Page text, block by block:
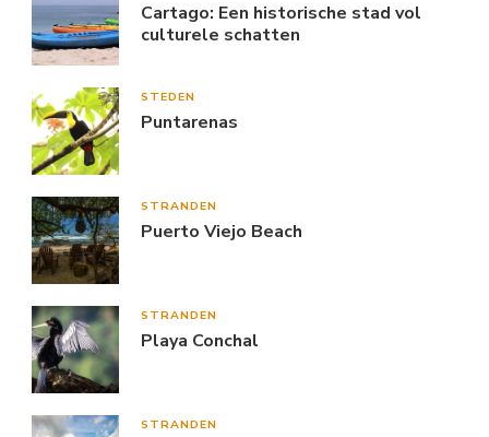
Cartago: Een historische stad vol
culturele schatten
STEDEN
Puntarenas
STRANDEN
Puerto Viejo Beach
STRANDEN
Playa Conchal
STRANDEN